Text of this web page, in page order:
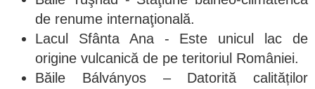
de renume internaţională.
Lacul Sfânta Ana - Este unicul lac de
origine vulcanică de pe teritoriul României.
Băile Bálványos – Datorită calităților